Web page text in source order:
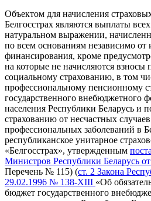
Объектом для начисления
Белгосстрах являются выплаты
натуральном выражении,
по всем основаниям независимо от
финансирования, кроме
на которые не начисляются взносы
социальному страхованию, в том
профессиональному пенсионному
государственного внебюджетного
населения Республики Беларусь и
страхованию от несчастных
профессиональных заболеваний в
республиканское унитарное
«Белгосстрах», утвержденным
Министров Республики Беларусь
Перечень № 115) (ст. 2 Закона
29.02.1996 № 138-XIII «Об
бюджет государственного